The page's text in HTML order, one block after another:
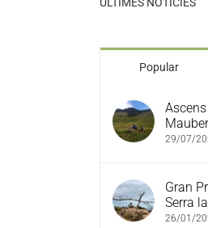
Popular
29/07/
Gran
Serra
26/01/